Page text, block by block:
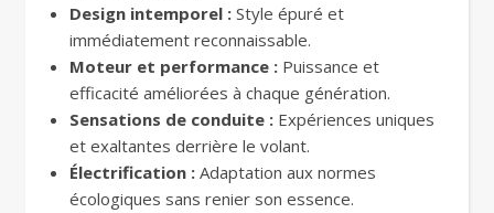
Design intemporel : Style épuré et
immédiatement reconnaissable.
Moteur et performance : Puissance et
efficacité améliorées à chaque génération.
Sensations de conduite : Expériences uniques
et exaltantes derrière le volant.
Électrification : Adaptation aux normes
écologiques sans renier son essence.